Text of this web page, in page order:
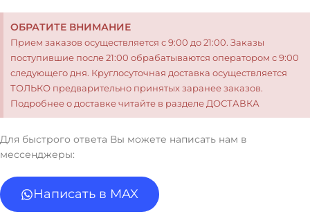
ОБРАТИТЕ ВНИМАНИЕ
Прием заказов осуществляется с 9:00 до 21:00. Заказы
поступившие после 21:00 обрабатываются оператором с 9:00
следующего дня. Круглосуточная доставка осуществляется
ТОЛЬКО предварительно принятых заранее заказов.
Подробнее о доставке читайте в разделе ДОСТАВКА
Для быстрого ответа Вы можете написать нам в
мессенджеры:
Написать в MAX